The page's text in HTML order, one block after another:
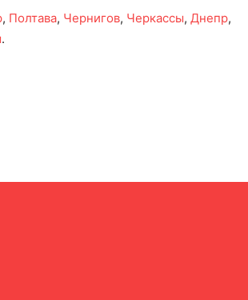
, Полтава, Чернигов, Черкассы, Днепр,
.